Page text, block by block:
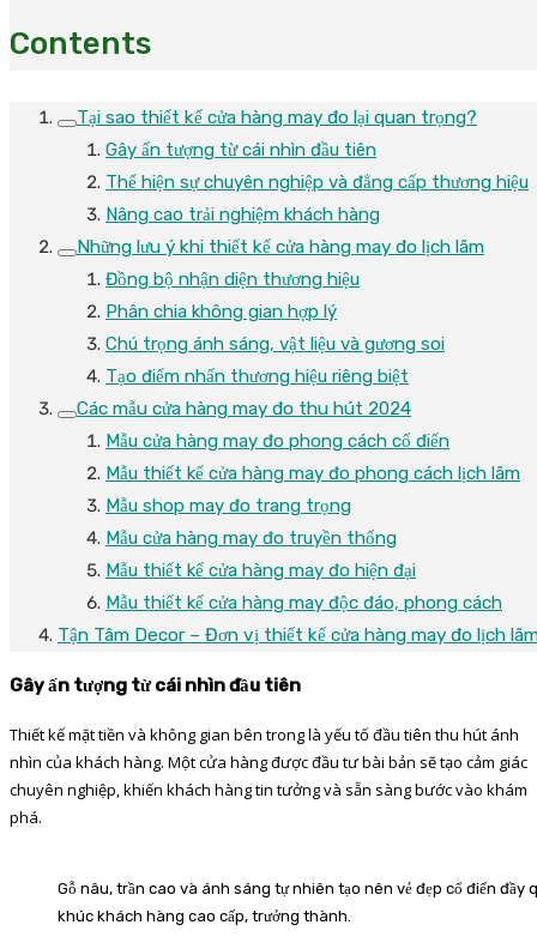
Contents
Tại sao thiết kế cửa hàng may đo lại quan trọng?
Gây ấn tượng từ cái nhìn đầu tiên
Thể hiện sự chuyên nghiệp và đẳng cấp thương hiệu
Nâng cao trải nghiệm khách hàng
Những lưu ý khi thiết kế cửa hàng may đo lịch lãm
Đồng bộ nhận diện thương hiệu
Phân chia không gian hợp lý
Chú trọng ánh sáng, vật liệu và gương soi
Tạo điểm nhấn thương hiệu riêng biệt
Các mẫu cửa hàng may đo thu hút 2024
Mẫu cửa hàng may đo phong cách cổ điển
Mẫu thiết kế cửa hàng may đo phong cách lịch lãm
Mẫu shop may đo trang trọng
Mẫu cửa hàng may đo truyền thống
Mẫu thiết kế cửa hàng may đo hiện đại
Mẫu thiết kế cửa hàng may độc đáo, phong cách
Tận Tâm Decor – Đơn vị thiết kế cửa hàng may đo lịch
Gây ấn tượng từ cái nhìn đầu tiên
Thiết kế mặt tiền và không gian bên trong là yếu tố đầu tiên thu hút ánh
nhìn của khách hàng. Một cửa hàng được đầu tư bài bản sẽ tạo cảm giác
chuyên nghiệp, khiến khách hàng tin tưởng và sẵn sàng bước vào khám
phá.
Gỗ nâu, trần cao và ánh sáng tự nhiên tạo nên vẻ đẹp cổ điển
khúc khách hàng cao cấp, trưởng thành.